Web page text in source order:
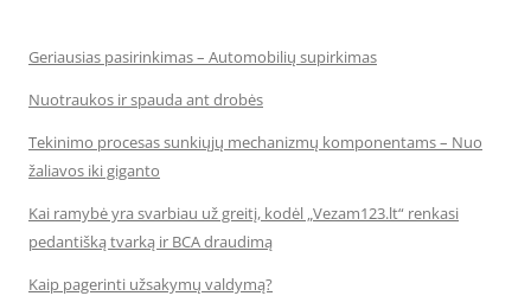
Geriausias pasirinkimas – Automobilių supirkimas
Nuotraukos ir spauda ant drobės
Tekinimo procesas sunkiųjų mechanizmų komponentams – Nuo
žaliavos iki giganto
Kai ramybė yra svarbiau už greitį, kodėl „Vezam123.lt“ renkasi
pedantišką tvarką ir BCA draudimą
Kaip pagerinti užsakymų valdymą?